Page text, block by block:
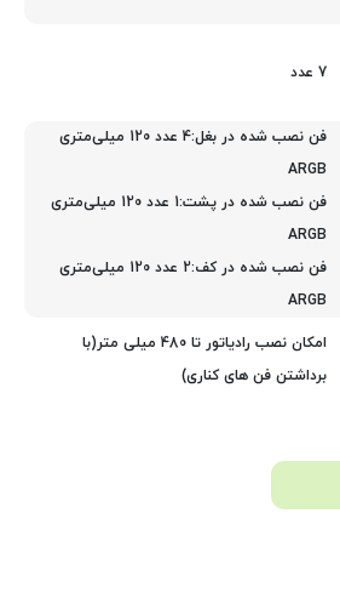
7 عدد
فن نصب شده در بغل:4 عدد 120 میلی‌متری
ARGB
فن نصب شده در پشت:1 عدد 120 میلی‌متری
ARGB
فن نصب شده در کف:2 عدد 120 میلی‌متری
ARGB
امکان نصب رادیاتور تا 480 میلی متر(با
برداشتن فن های کناری)